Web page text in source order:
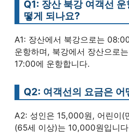
Q1: 장산 북강 여객선
떻게 되나요?
A1: 장산에서 북강으로는
운항하며, 북강에서 장산으로
17:00에 운항합니다.
Q2: 여객선의 요금은 어
A2: 성인은 15,000원, 어린이(
(65세 이상)는 10,000원입니